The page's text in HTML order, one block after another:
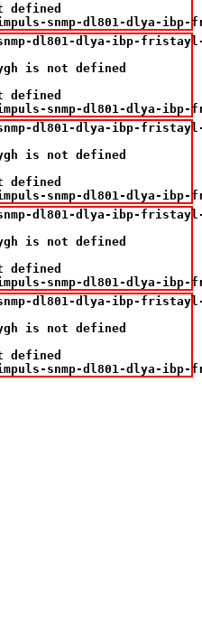
defined
snmp-dl801-dlya-ibp-
dl801-dlya-ibp-fristayl-
is not defined
defined
snmp-dl801-dlya-ibp-
dl801-dlya-ibp-fristayl-
is not defined
defined
snmp-dl801-dlya-ibp-
dl801-dlya-ibp-fristayl-
is not defined
defined
snmp-dl801-dlya-ibp-
dl801-dlya-ibp-fristayl-
is not defined
defined
snmp-dl801-dlya-ibp-